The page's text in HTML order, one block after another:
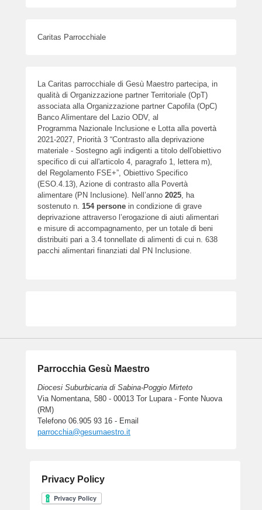
Caritas Parrocchiale
La Caritas parrocchiale di Gesù Maestro partecipa, in
qualità di Organizzazione partner Territoriale (OpT)
associata alla Organizzazione partner Capofila (OpC)
Banco Alimentare del Lazio ODV, al
Programma Nazionale Inclusione e Lotta alla povertà
2021-2027, Priorità 3 “Contrasto alla deprivazione
materiale - Sostegno agli indigenti a titolo dell'obiettivo
specifico di cui all'articolo 4, paragrafo 1, lettera m),
del Regolamento FSE+”, Obiettivo Specifico
(ESO.4.13), Azione di contrasto alla Povertà
alimentare (PN Inclusione). Nell’anno 2025 , ha
sostenuto n. 154 persone in condizione di grave
deprivazione attraverso l’erogazione di aiuti alimentari
e misure di accompagnamento, per un totale di beni
distribuiti pari a 3.4 tonnellate di alimenti di cui n. 638
pacchi alimentari finanziati dal PN Inclusione.
Parrocchia Gesù Maestro
Diocesi Suburbicaria di Sabina-Poggio Mirteto
Via Nomentana, 580 - 00013 Tor Lupara - Fonte Nuova
(RM)
Telefono 06.905 93 16 - Email
parrocchia@gesumaestro.it
Privacy Policy